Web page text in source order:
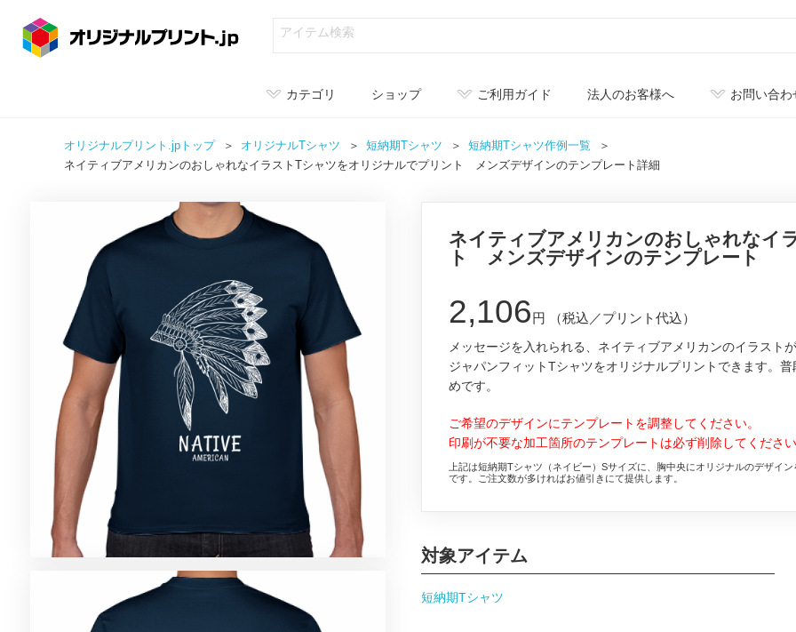
カテゴリ ショップ ご利用ガイド 法人のお客様へ お問い合わ
オリジナルプリント.jpトップ オリジナル Tシャツ 短納期Tシャツ
短納期Tシャツ作例一覧
ネイティブアメリカンのおしゃれなイラストTシャツをオリジナルでプリント メンズデザインのテンプレート詳細
ネイティブアメリカンのおしゃれなイ
ト メンズデザインのテンプレート
2,106円 （税込／プリント代込）
メッセージを入れられる、ネイティブアメリカンのイラス
ジャパンフィットTシャツをオリジナルプリントできます。
めです。
ご希望のデザインにテンプレートを調整してください。
印刷が不要な加工箇所のテンプレートは必ず削除してくださ
上記は短納期Tシャツ（ネイビー）Sサイズに、胸中央にオリジナルのデザイ
です。ご注文数が多ければお値引きにて提供します。
対象アイテム
短納期Tシャツ